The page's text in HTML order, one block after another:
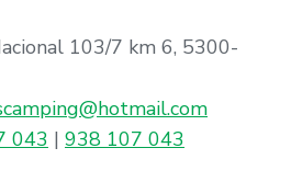
103/7 km 6, 5300-
043 | 938 107 043